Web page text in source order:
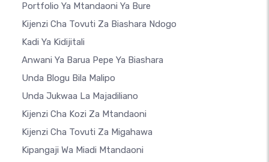
Portfolio Ya Mtandaoni Ya Bure
Kijenzi Cha Tovuti Za Biashara Ndogo
Kadi Ya Kidijitali
Anwani Ya Barua Pepe Ya Biashara
Unda Blogu Bila Malipo
Unda Jukwaa La Majadiliano
Kijenzi Cha Kozi Za Mtandaoni
Kijenzi Cha Tovuti Za Migahawa
Kipangaji Wa Miadi Mtandaoni